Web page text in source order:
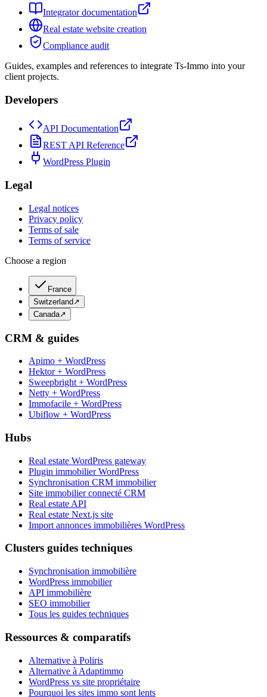
Integrator documentation
Real estate website creation
Compliance audit
Guides, examples and references to integrate Ts-Immo into your
client projects.
Developers
API Documentation
REST API Reference
WordPress Plugin
Legal
Legal notices
Privacy policy
Terms of sale
Terms of service
Choose a region
France
Switzerland ↗
Canada↗
CRM & guides
Apimo + WordPress
Hektor + WordPress
Sweepbright + WordPress
Netty + WordPress
Immofacile + WordPress
Ubiflow + WordPress
Hubs
Real estate WordPress gateway
Plugin immobilier WordPress
Synchronisation CRM immobilier
Site immobilier connecté CRM
Real estate API
Real estate Next.js site
Import annonces immobilières WordPress
Clusters guides techniques
Synchronisation immobilière
WordPress immobilier
API immobilière
SEO immobilier
Tous les guides techniques
Ressources & comparatifs
Alternative à Poliris
Alternative à Adaptimmo
WordPress vs site propriétaire
Pourquoi les sites immo sont lents